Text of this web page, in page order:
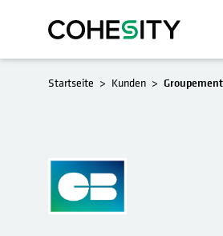
Startseite Kunden
WIRD IN EINER